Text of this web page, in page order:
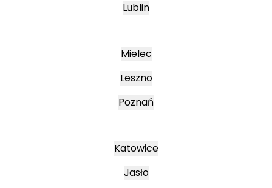
Lublin
Mielec
Leszno
Poznań
Katowice
Jasło